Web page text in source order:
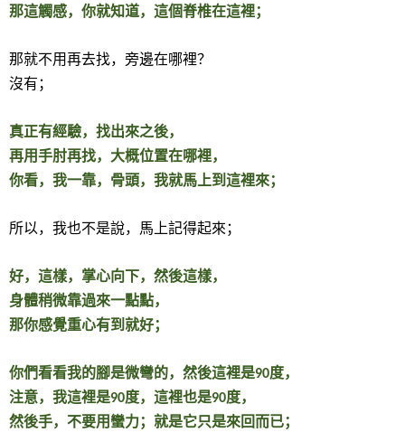
那這觸感，你就知道，這個脊椎在這裡；
那就不用再去找，旁邊在哪裡？
沒有；
真正有經驗，找出來之後，
再用手肘再找，大概位置在哪裡，
你看，我一靠，骨頭，我就馬上到這裡來；
所以，我也不是說，馬上記得起來；
好，這樣，掌心向下，然後這樣，
身體稍微靠過來一點點，
那你感覺重心有到就好；
你們看看我的腳是微彎的，然後這裡是90度，
注意，我這裡是90度，這裡也是90度，
然後手，不要用蠻力；就是它只是來回而已；